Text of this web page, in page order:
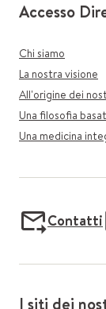
Accesso
Chi siamo
La nostra visione
All'origine dei
Una filosofia
Una medicina
Contatti
I siti dei